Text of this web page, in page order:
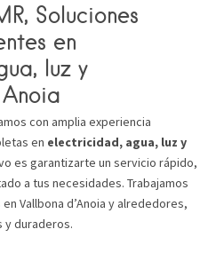
Soluciones
en
luz y
con amplia experiencia
en electricidad, agua, luz y
es garantizarte un servicio rápido,
a tus necesidades. Trabajamos
Vallbona d’Anoia y alrededores,
y duraderos.